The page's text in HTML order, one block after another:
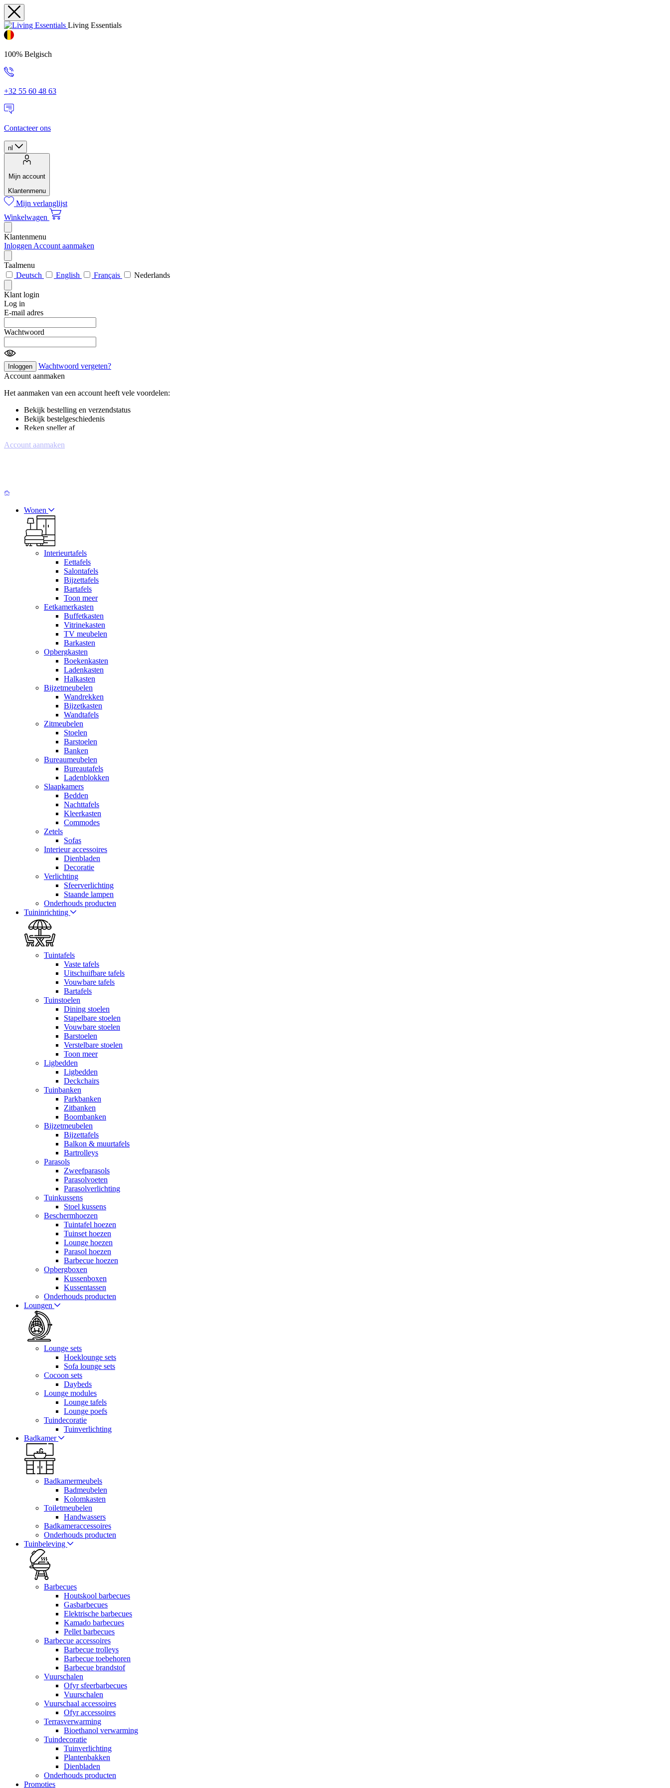
Living Essentials
100% Belgisch
+32 55 60 48 63
Contacteer ons
nl
Mijn account
Klantenmenu
Mijn verlanglijst
Winkelwagen
Klantenmenu
Inloggen Account aanmaken
Taalmenu
Deutsch
English Français Nederlands
Klant login
Log in
E-mail adres
Wachtwoord
Inloggen
Wachtwoord vergeten?
Account aanmaken
Het aanmaken van een account heeft vele voordelen:
Bekijk bestelling en verzendstatus
Bekijk bestelgeschiedenis
Reken sneller af
Account aanmaken
Wonen
Interieurtafels
Eettafels
Salontafels
Bijzettafels
Bartafels
Toon meer
Eetkamerkasten
Buffetkasten
Vitrinekasten
TV meubelen
Barkasten
Opbergkasten
Boekenkasten
Ladenkasten
Halkasten
Bijzetmeubelen
Wandrekken
Bijzetkasten
Wandtafels
Zitmeubelen
Stoelen
Barstoelen
Banken
Bureaumeubelen
Bureautafels
Ladenblokken
Slaapkamers
Bedden
Nachttafels
Kleerkasten
Commodes
Zetels
Sofas
Interieur accessoires
Dienbladen
Decoratie
Verlichting
Sfeerverlichting
Staande lampen
Onderhouds producten
Tuininrichting
Tuintafels
Vaste tafels
Uitschuifbare tafels
Vouwbare tafels
Bartafels
Tuinstoelen
Dining stoelen
Stapelbare stoelen
Vouwbare stoelen
Barstoelen
Verstelbare stoelen
Toon meer
Ligbedden
Ligbedden
Deckchairs
Tuinbanken
Parkbanken
Zitbanken
Boombanken
Bijzetmeubelen
Bijzettafels
Balkon & muurtafels
Bartrolleys
Parasols
Zweefparasols
Parasolvoeten
Parasolverlichting
Tuinkussens
Stoel kussens
Beschermhoezen
Tuintafel hoezen
Tuinset hoezen
Lounge hoezen
Parasol hoezen
Barbecue hoezen
Opbergboxen
Kussenboxen
Kussentassen
Onderhouds producten
Loungen
Lounge sets
Hoeklounge sets
Sofa lounge sets
Cocoon sets
Daybeds
Lounge modules
Lounge tafels
Lounge poefs
Tuindecoratie
Tuinverlichting
Badkamer
Badkamermeubels
Badmeubelen
Kolomkasten
Toiletmeubelen
Handwassers
Badkameraccessoires
Onderhouds producten
Tuinbeleving
Barbecues
Houtskool barbecues
Gasbarbecues
Elektrische barbecues
Kamado barbecues
Pellet barbecues
Barbecue accessoires
Barbecue trolleys
Barbecue toebehoren
Barbecue brandstof
Vuurschalen
Ofyr sfeerbarbecues
Vuurschalen
Vuurschaal accessoires
Ofyr accessoires
Terrasverwarming
Bioethanol verwarming
Tuindecoratie
Tuinverlichting
Plantenbakken
Dienbladen
Onderhouds producten
Promoties